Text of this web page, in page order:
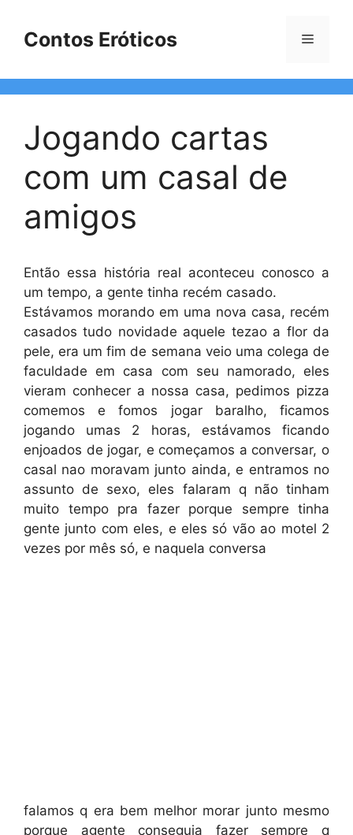
Contos Eróticos Menu
Jogando cartas
com um casal de
amigos
Então essa história real aconteceu conosco a
um tempo, a gente tinha recém casado.
Estávamos morando em uma nova casa, recém
casados tudo novidade aquele tezao a flor da
pele, era um fim de semana veio uma colega de
faculdade em casa com seu namorado, eles
vieram conhecer a nossa casa, pedimos pizza
comemos e fomos jogar baralho, ficamos
jogando umas 2 horas, estávamos ficando
enjoados de jogar, e começamos a conversar, o
casal nao moravam junto ainda, e entramos no
assunto de sexo, eles falaram q não tinham
muito tempo pra fazer porque sempre tinha
gente junto com eles, e eles só vão ao motel 2
vezes por mês só, e naquela conversa
falamos q era bem melhor morar junto mesmo
porque agente conseguia fazer sempre q